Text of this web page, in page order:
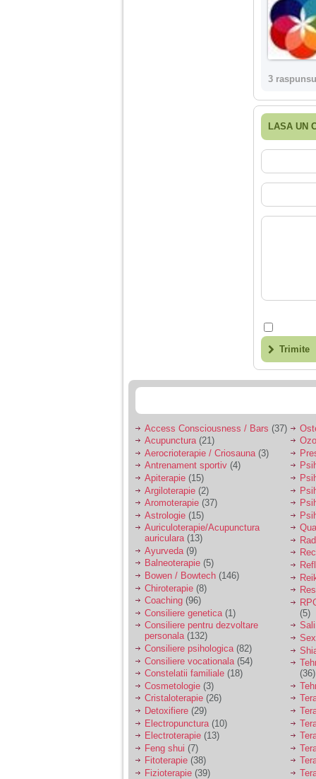
3
LASA UN
Trimite
Access Consciousness / Bars (37)
Acupunctura(21)
Aerocrioterapie / Criosauna (3)
Antrenament sportiv (4)
Apiterapie (15)
Argiloterapie (2)
Aromoterapie (37)
Astrologie (15)
Auriculoterapie/Acupunctura
auriculara(13)
Ayurveda (9)
Balneoterapie (5)
Bowen / Bowtech (146)
Chiroterapie (8)
Coaching (96)
Consiliere genetica (1)
Consiliere pentru dezvoltare
personala(132)
Consiliere psihologica(82)
Consiliere vocationala (54)
Constelatii familiale (18)
Cosmetologie (3)
Cristaloterapie (26)
Detoxifiere (29)
Electropunctura (10)
Electroterapie (13)
Feng shui (7)
Fitoterapie (38)
Fizioterapie (39)
(5)
(36)